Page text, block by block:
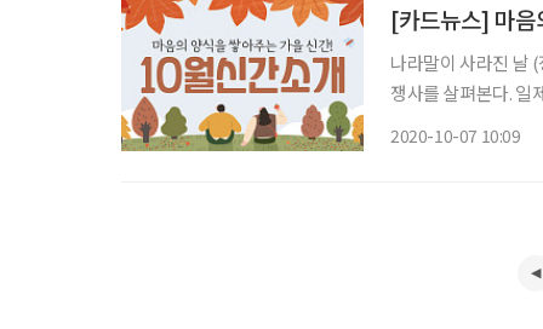
[카드뉴스] 마음
나라말이 사라진 날
쟁사를 살펴본다. 일
2020-10-07 10:09